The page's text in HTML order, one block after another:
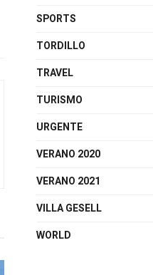
SPORTS
TORDILLO
TRAVEL
TURISMO
URGENTE
VERANO 2020
VERANO 2021
VILLA GESELL
WORLD